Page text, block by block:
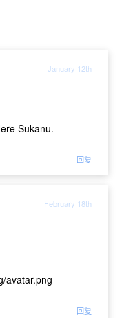
January 12th
Sukanu.
回复
February 18th
avatar.png
回复